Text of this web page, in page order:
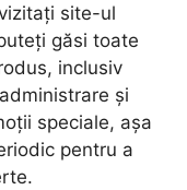
site-ul
găsi toate
inclusiv
și
speciale, așa
pentru a